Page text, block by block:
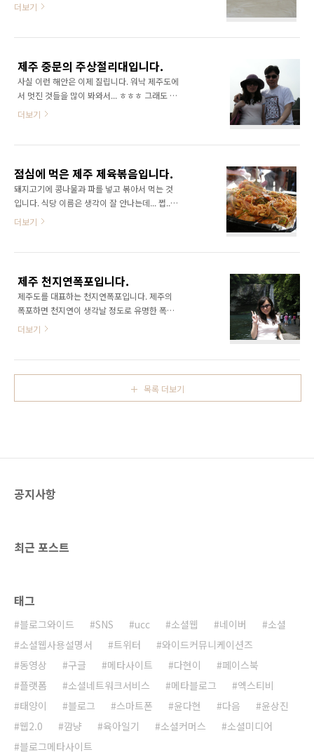
더보기
제주 중문의 주상절리대입니다.
사실 이런 해안은 이제 질립니다. 워낙 제주도에
서 멋진 것들을 많이 봐와서... ㅎㅎㅎ 그래도 멋
져보이죠?
더보기
점심에 먹은 제주 제육볶음입니다.
돼지고기에 콩나물과 파를 넣고 볶아서 먹는 것
입니다. 식당 이름은 생각이 잘 안나는데... 쩝...
제주에서 정말 유명한 집인데... 정말 맛있습니다
더보기
제주 천지연폭포입니다.
제주도를 대표하는 천지연폭포입니다. 제주의
폭포하면 천지연이 생각날 정도로 유명한 폭포
이지요... 물이 많치 않아서 화려해보이지는 않지
더보기
목록 더보기
공지사항
최근 포스트
태그
블로그와이드 SNS ucc 소셜웹 네이버
소셜
소셜웹사용설명서
트위터
와이드커뮤니케이션즈
동영상
구글 메타사이트 다현이
페이스북
플랫폼
소셜네트워크서비스 메타블로그
엑스티비
태양이
블로그 스마트폰 윤다현 다음
윤상진
웹2.0
깜냥 육아일기 소셜커머스
소셜미디어
블로그메타사이트